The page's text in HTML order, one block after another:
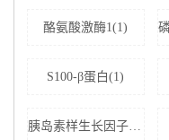
酪氨酸激酶1(1)
S100-β蛋白(1)
胰岛素样生长因子结合蛋白5(1)